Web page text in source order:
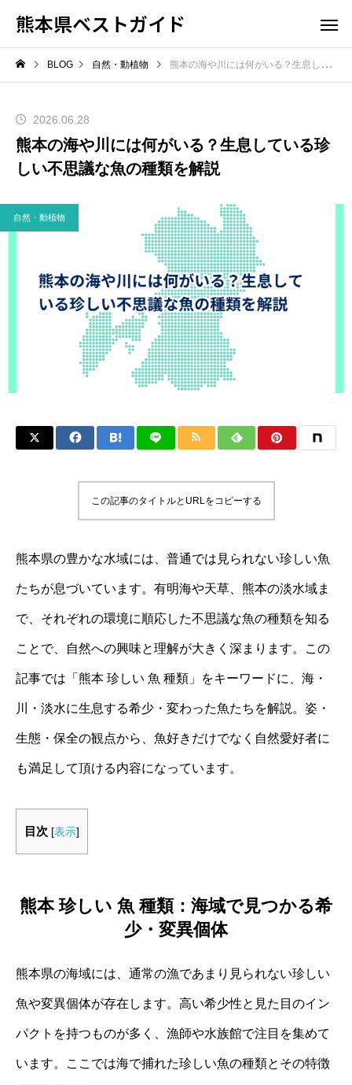
熊本県ベストガイド
BLOG 自然・動植物 熊本の海や川には何がいる？生息している珍しい不思議な魚の種類を解説
2026.06.28
熊本の海や川には何がいる？生息している珍
しい不思議な魚の種類を解説
自然・動植物
この記事のタイトルとURLをコピーする
熊本県の豊かな水域には、普通では見られない珍しい魚
たちが息づいています。有明海や天草、熊本の淡水域ま
で、それぞれの環境に順応した不思議な魚の種類を知る
ことで、自然への興味と理解が大きく深まります。この
記事では「熊本 珍しい 魚 種類」をキーワードに、海・
川・淡水に生息する希少・変わった魚たちを解説。姿・
生態・保全の観点から、魚好きだけでなく自然愛好者に
も満足して頂ける内容になっています。
目次 [表示]
熊本 珍しい 魚 種類：海域で見つかる希
少・変異個体
熊本県の海域には、通常の漁であまり見られない珍しい
魚や変異個体が存在します。高い希少性と見た目のイン
パクトを持つものが多く、漁師や水族館で注目を集めて
います。ここでは海で捕れた珍しい魚の種類とその特徴